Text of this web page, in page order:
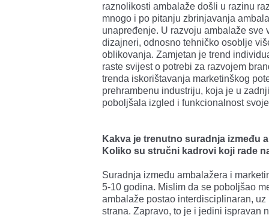
raznolikosti ambalaže došli u razinu
mnogo i po pitanju zbrinjavanja
unapređenje. U razvoju ambalaže
dizajneri, odnosno tehničko osoblje
oblikovanja. Zamjetan je trend
raste svijest o potrebi za razvojem
trenda iskorištavanja marketinškog
prehrambenu industriju, koja je u
poboljšala izgled i funkcionalnost
Kakva je trenutno suradnja između
Koliko su stručni kadrovi koji rade
Suradnja između ambalažera i
5-10 godina. Mislim da se poboljšao
ambalaže postao interdisciplinaran,
strana. Zapravo, to je i jedini ispravan